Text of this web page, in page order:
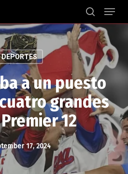
search
Menu
DEPORTES
a un puesto
grandes
12
17, 2024